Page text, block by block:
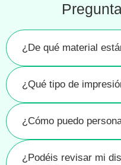
¿De qué material
¿Qué tipo de
¿Cómo puedo
¿Podéis revisar mi